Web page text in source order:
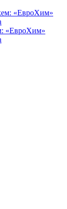
«ЕвроХим»